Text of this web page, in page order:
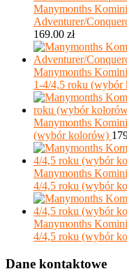
Manymonths
Adventurer/
169.00 zł
Manymonths
1-4/4,5 roku (wybór
Manymonths
(wybór kolorów)
Manymonths
4/4,5 roku (wybór
Manymonths
4/4,5 roku (wybór
Dane kontaktowe